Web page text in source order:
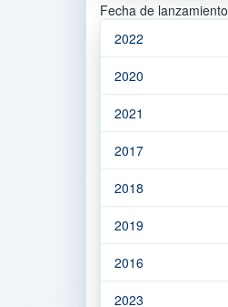
Fecha de lanzamiento
2022
2020
2021
2017
2018
2019
2016
2023